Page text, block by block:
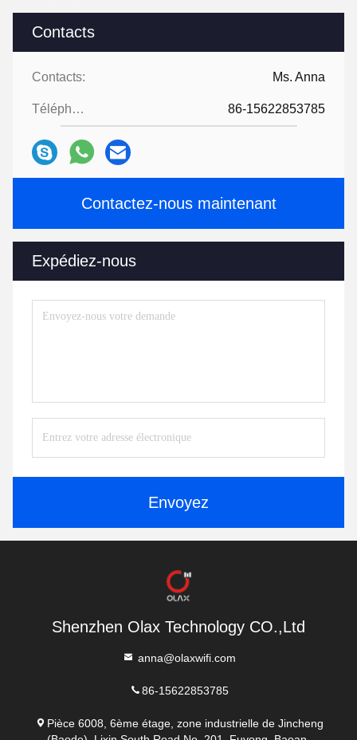
Contacts
Contacts: Ms. Anna
Téléphone: 86-15622853785
Contactez-nous maintenant
Expédiez-nous
Envoyez
Shenzhen Olax Technology CO.,Ltd
anna@olaxwifi.com
86-15622853785
Pièce 6008, 6ème étage, zone industrielle de Jincheng